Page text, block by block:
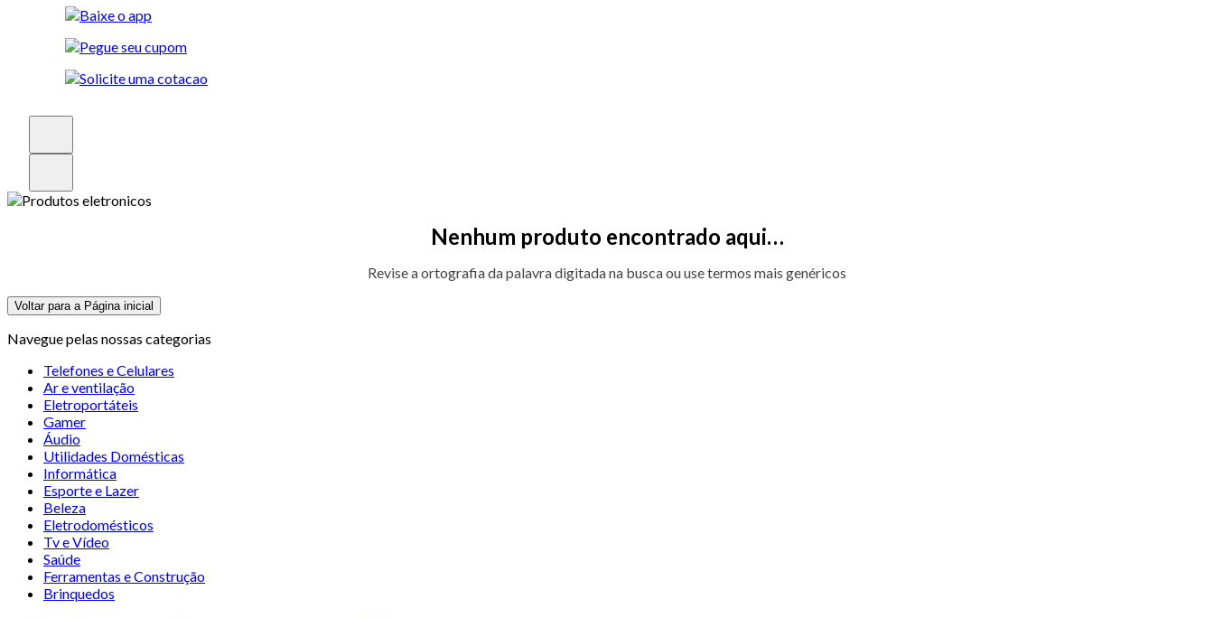
Nenhum produto encontrado aqui…
Revise a ortografia da palavra digitada na busca ou use termos mais genéricos
Voltar para a Página inicial
Navegue pelas nossas categorias
Telefones e Celulares
Ar e ventilação
Eletroportáteis
Gamer
Áudio
Utilidades Domésticas
Informática
Esporte e Lazer
Beleza
Eletrodomésticos
Tv e Vídeo
Saúde
Ferramentas e Construção
Brinquedos